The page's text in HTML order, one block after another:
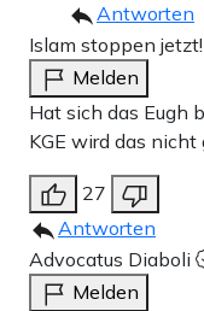
Antworten
Islam stoppen jetzt!
Melden
Hat sich das Eugh
KGE wird das nicht
27
Antworten
Advocatus Diaboli
Melden